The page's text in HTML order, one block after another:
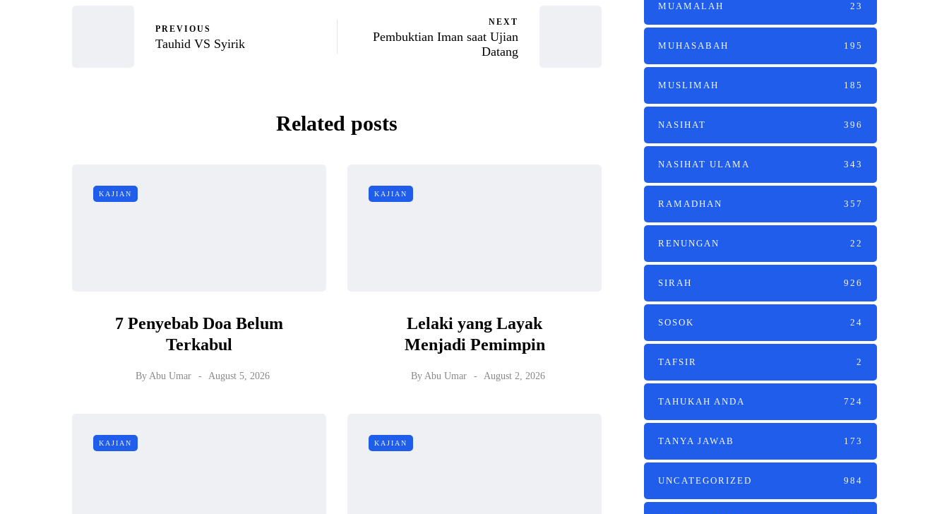
PREVIOUS
Tauhid VS Syirik
NEXT
Pembuktian Iman saat Ujian
Datang
Related posts
KAJIAN
7 Penyebab Doa Belum
Terkabul
By Abu Umar August 5, 2026
KAJIAN
Lelaki yang Layak
Menjadi Pemimpin
By Abu Umar August 2, 2026
KAJIAN KAJIAN
MUAMALAH 23
MUHASABAH 195
MUSLIMAH 185
NASIHAT 396
NASIHAT ULAMA 343
RAMADHAN 357
RENUNGAN 22
SIRAH 926
SOSOK 24
TAFSIR 2
TAHUKAH ANDA 724
TANYA JAWAB 173
UNCATEGORIZED 984